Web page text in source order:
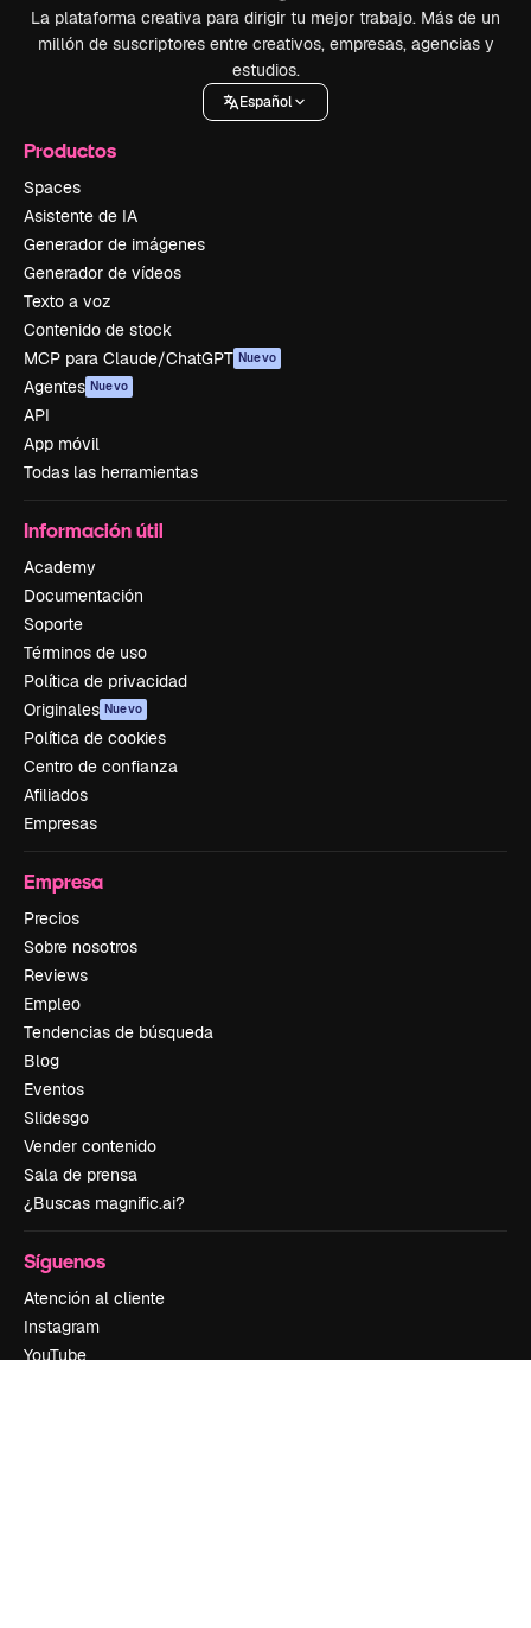
La plataforma creativa para dirigir tu mejor trabajo. Más de un
millón de suscriptores entre creativos, empresas, agencias y
estudios.
Español
Productos
Spaces
Asistente de IA
Generador de imágenes
Generador de vídeos
Texto a voz
Contenido de stock
MCP para Claude/ChatGPT Nuevo
Agentes Nuevo
API
App móvil
Todas las herramientas
Información útil
Academy
Documentación
Soporte
Términos de uso
Política de privacidad
Originales Nuevo
Política de cookies
Centro de confianza
Afiliados
Empresas
Empresa
Precios
Sobre nosotros
Reviews
Empleo
Tendencias de búsqueda
Blog
Eventos
Slidesgo
Vender contenido
Sala de prensa
¿Buscas magnific.ai?
Síguenos
Atención al cliente
Instagram
YouTube